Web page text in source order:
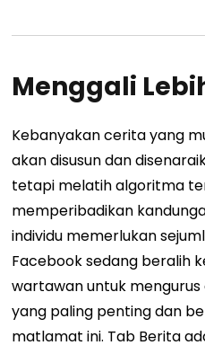
Menggali
Kebanyakan cerita yang
akan disusun dan
tetapi melatih algoritma
memperibadikan
individu memerlukan
Facebook sedang beralih
wartawan untuk
yang paling penting dan
matlamat ini. Tab Berita